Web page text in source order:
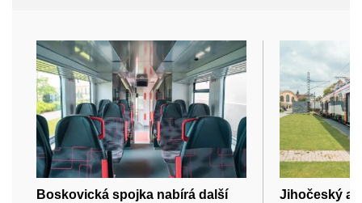
Boskovická spojka nabírá další
Jihočeský a